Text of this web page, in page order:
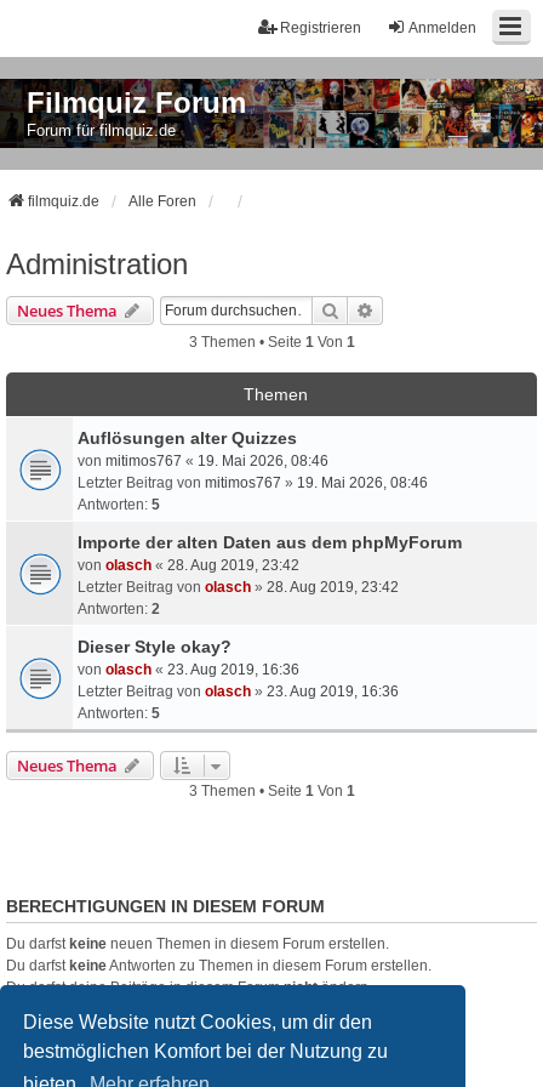
Diese Website nutzt Cookies, um dir den
bestmöglichen Komfort bei der Nutzung zu
Anmelden
Registrieren
Filmquiz Forum
Forum für filmquiz.de
filmquiz.de Alle Foren
Administration
Neues Thema Suche
3 Themen • Seite 1Von 1
Themen
Auflösungen alter Quizzes
von mitimos767 « 19. Mai 2026, 08:46
Letzter Beitrag von mitimos767 » 19. Mai 2026, 08:46
Antworten: 5
Importe der alten Daten aus dem phpMyForum
von olasch « 28. Aug 2019, 23:42
Letzter Beitrag von olasch » 28. Aug 2019, 23:42
Antworten: 2
Dieser Style okay?
von olasch « 23. Aug 2019, 16:36
Letzter Beitrag von olasch » 23. Aug 2019, 16:36
Antworten: 5
Neues Thema
3 Themen • Seite 1Von 1
BERECHTIGUNGEN IN DIESEM FORUM
Du darfstkeine neuen Themen in diesem Forum erstellen.
Du darfstkeineAntworten zu Themen in diesem Forum erstellen.
Du darfst deine Beiträge in diesem Forumnichtändern.
Du darfstkeineDateianhänge in diesem Forum erstellen.
filmquiz.de Alle Foren